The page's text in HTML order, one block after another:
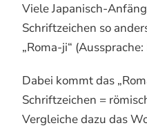
Viele Japanisch-
Schriftzeichen so
„Roma-ji“
Dabei kommt das
Schriftzeichen =
Vergleiche dazu das